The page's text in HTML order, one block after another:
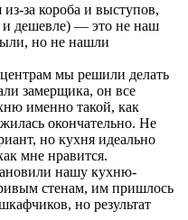
за короба и выступов,
и дешевле) — это не наш
но не нашли
мы решили делать
замерщика, он все
именно такой, как
окончательно. Не
но кухня идеально
мне нравится.
нашу кухню-
стенам, им пришлось
но результат